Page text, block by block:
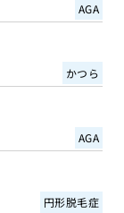
AGA
かつら
AGA
円形脱毛症